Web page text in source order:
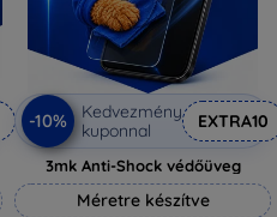
-10%
Kedvezmény
kuponnal
EXTRA10
3mk Anti-Shock védőüveg
Méretre készítve